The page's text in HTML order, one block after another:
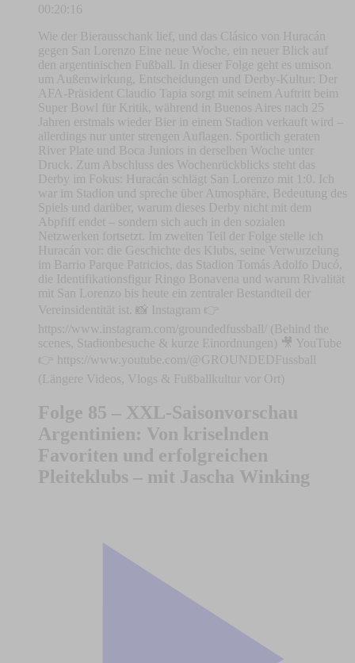
00:20:16
Wie der Bierausschank lief, und das Clásico von Huracán
gegen San Lorenzo Eine neue Woche, ein neuer Blick auf
den argentinischen Fußball. In dieser Folge geht es umison
um Außenwirkung, Entscheidungen und Derby-Kultur: Der
AFA-Präsident Claudio Tapia sorgt mit seinem Auftritt beim
Super Bowl für Kritik, während in Buenos Aires nach 25
Jahren erstmals wieder Bier in einem Stadion verkauft wird –
allerdings nur unter strengen Auflagen. Sportlich geraten
River Plate und Boca Juniors in derselben Woche unter
Druck. Zum Abschluss des Wochenrückblicks steht das
Derby im Fokus: Huracán schlägt San Lorenzo mit 1:0. Ich
war im Stadion und spreche über Atmosphäre, Bedeutung des
Spiels und darüber, warum dieses Derby nicht mit dem
Abpfiff endet – sondern sich auch in den sozialen
Netzwerken fortsetzt. Im zweiten Teil der Folge stelle ich
Huracán vor: die Geschichte des Klubs, seine Verwurzelung
im Barrio Parque Patricios, das Stadion Tomás Adolfo Ducó,
die Identifikationsfigur Ringo Bonavena und warum Rivalität
mit San Lorenzo bis heute ein zentraler Bestandteil der
Vereinsidentität ist. 📸 Instagram 👉
https://www.instagram.com/groundedfussball/ (Behind the
scenes, Stadionbesuche & kurze Einordnungen) 🎥 YouTube
👉 https://www.youtube.com/@GROUNDEDFussball
(Längere Videos, Vlogs & Fußballkultur vor Ort)
Folge 85 – XXL-Saisonvorschau
Argentinien: Von kriselnden
Favoriten und erfolgreichen
Pleiteklubs – mit Jascha Winking